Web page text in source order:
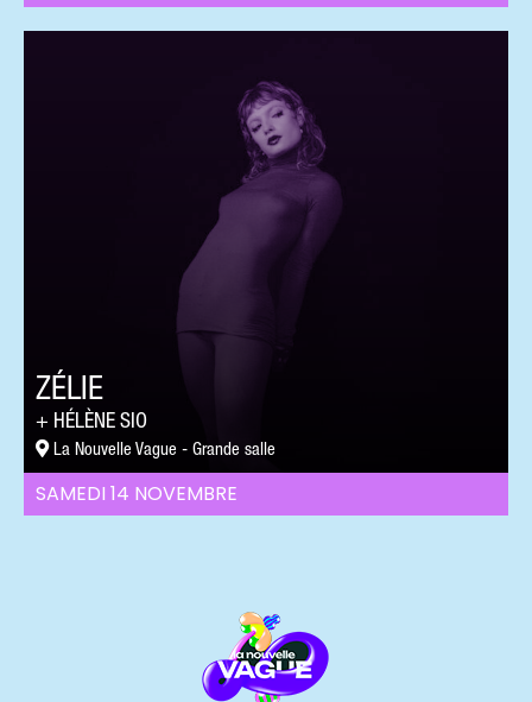
SAMEDI 14 NOVEMBRE
ZÉLIE
HÉLÈNE SIO
La Nouvelle Vague - Grande salle